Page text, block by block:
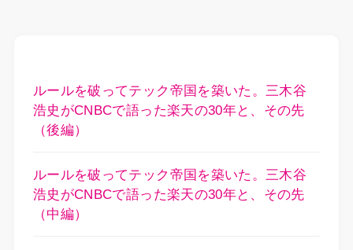
ルールを破ってテック帝国を築いた。三木谷
浩史がCNBCで語った楽天の30年と、その先
（後編）
ルールを破ってテック帝国を築いた。三木谷
浩史がCNBCで語った楽天の30年と、その先
（中編）